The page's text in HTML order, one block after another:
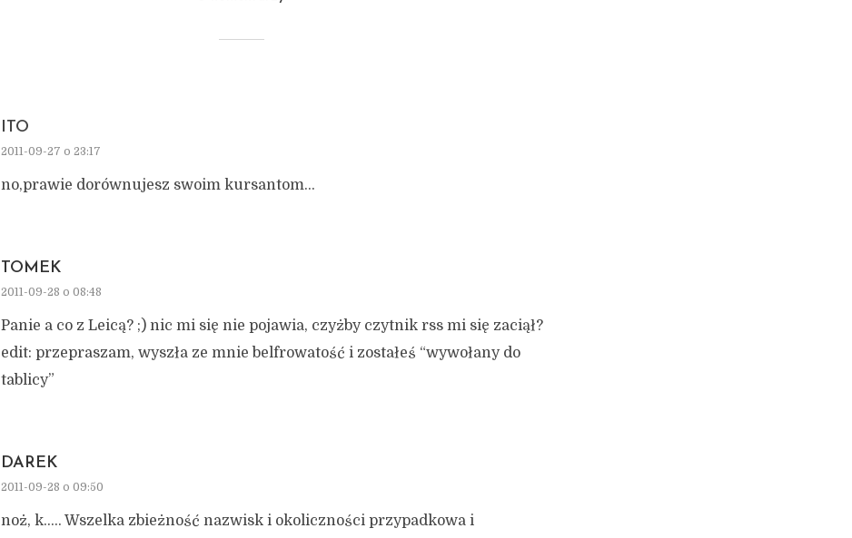
ITO
2011-09-27 o 23:17
no,prawie dorównujesz swoim kursantom…
TOMEK
2011-09-28 o 08:48
Panie a co z Leicą? ;) nic mi się nie pojawia, czyżby czytnik rss mi się zaciął?
edit: przepraszam, wyszła ze mnie belfrowatość i zostałeś “wywołany do
tablicy”
DAREK
2011-09-28 o 09:50
noż, k….. Wszelka zbieżność nazwisk i okoliczności przypadkowa i